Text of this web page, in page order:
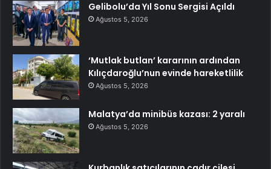
Gelibolu’da Yıl Sonu Sergisi Açıldı
Ağustos 5, 2026
‘Mutlak butlan’ kararının ardından
Kılıçdaroğlu’nun evinde hareketlilik
Ağustos 5, 2026
Malatya’da minibüs kazası: 2 yaralı
Ağustos 5, 2026